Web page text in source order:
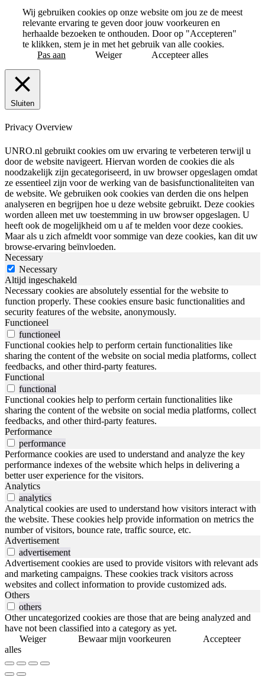
Wij gebruiken cookies op onze website om jou ze de meest
relevante ervaring te geven door jouw voorkeuren en
herhaalde bezoeken te onthouden. Door op "Accepteren"
te klikken, stem je in met het gebruik van alle cookies.
Pas aan
Weiger Accepteer alles
Sluiten
Privacy Overview
UNRO.nl gebruikt cookies om uw ervaring te verbeteren terwijl u
door de website navigeert. Hiervan worden de cookies die als
noodzakelijk zijn gecategoriseerd, in uw browser opgeslagen omdat
ze essentieel zijn voor de werking van de basisfunctionaliteiten van
de website. We gebruiken ook cookies van derden die ons helpen
analyseren en begrijpen hoe u deze website gebruikt. Deze cookies
worden alleen met uw toestemming in uw browser opgeslagen. U
heeft ook de mogelijkheid om u af te melden voor deze cookies.
Maar als u zich afmeldt voor sommige van deze cookies, kan dit uw
browse-ervaring beïnvloeden.
Necessary
Necessary
Altijd ingeschakeld
Necessary cookies are absolutely essential for the website to
function properly. These cookies ensure basic functionalities and
security features of the website, anonymously.
Functioneel
functioneel
Functional cookies help to perform certain functionalities like
sharing the content of the website on social media platforms, collect
feedbacks, and other third-party features.
Functional
functional
Functional cookies help to perform certain functionalities like
sharing the content of the website on social media platforms, collect
feedbacks, and other third-party features.
Performance
performance
Performance cookies are used to understand and analyze the key
performance indexes of the website which helps in delivering a
better user experience for the visitors.
Analytics
analytics
Analytical cookies are used to understand how visitors interact with
the website. These cookies help provide information on metrics the
number of visitors, bounce rate, traffic source, etc.
Advertisement
advertisement
Advertisement cookies are used to provide visitors with relevant ads
and marketing campaigns. These cookies track visitors across
websites and collect information to provide customized ads.
Others
others
Other uncategorized cookies are those that are being analyzed and
have not been classified into a category as yet.
Weiger
Bewaar mijn voorkeuren
Accepteer
alles